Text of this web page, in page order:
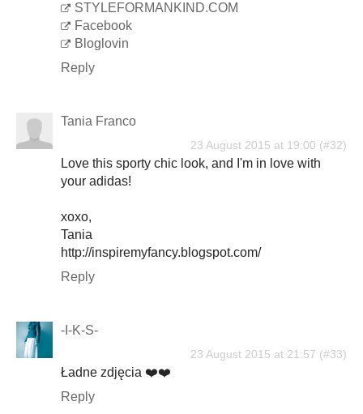
STYLEFORMANKIND.COM
Facebook
Bloglovin
Reply
Tania Franco
23 August 2015 at 19:00
Love this sporty chic look, and I'm in love with
your adidas!
xoxo,
Tania
http://inspiremyfancy.blogspot.com/
Reply
-I-K-S-
23 August 2015 at 21:57
Ładne zdjęcia ❤️❤️
Reply